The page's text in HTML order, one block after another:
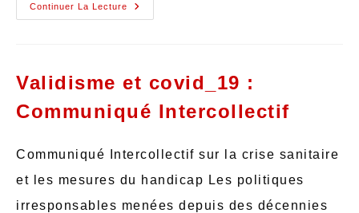
Continuer La Lecture
Validisme et covid_19 :
Communiqué Intercollectif
Communiqué Intercollectif sur la crise sanitaire
et les mesures du handicap Les politiques
irresponsables menées depuis des décennies